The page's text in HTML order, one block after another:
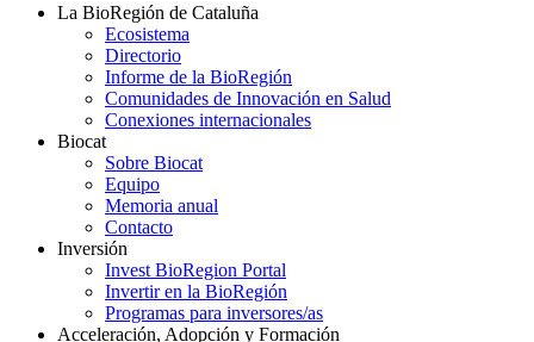
La BioRegión de Cataluña
Ecosistema
Directorio
Informe de la BioRegión
Comunidades de Innovación en Salud
Conexiones internacionales
Biocat
Sobre Biocat
Equipo
Memoria anual
Contacto
Inversión
Invest BioRegion Portal
Invertir en la BioRegión
Programas para inversores/as
Acceleración, Adopción y Formación